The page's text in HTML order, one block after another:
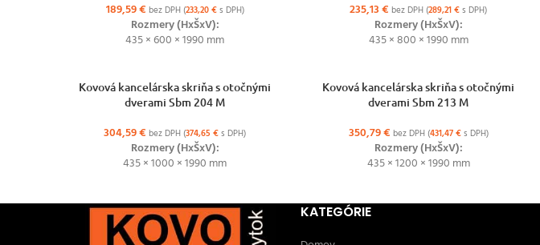
189,59€ bez DPH (233,20€s DPH)
Rozmery (HxŠxV):
435 × 600 × 1990 mm
235,13€ bez DPH (289,21€s DPH)
Rozmery (HxŠxV):
435 × 800 × 1990 mm
VÝBER MOŽNOSTÍ
Kovová kancelárska skriňa s otočnými
dverami Sbm 204 M
304,59€ bez DPH (374,65 €s DPH)
Rozmery (HxŠxV):
435 × 1000 × 1990 mm
VÝBER MOŽNOSTÍ
Kovová kancelárska skriňa s otočnými
dverami Sbm 213 M
350,79€ bez DPH (431,47€s DPH)
Rozmery (HxŠxV):
435 × 1200 × 1990 mm
KATEGÓRIE